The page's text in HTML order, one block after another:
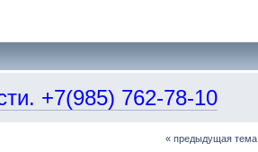
+7(985) 762-78-10
« предыдущая тема